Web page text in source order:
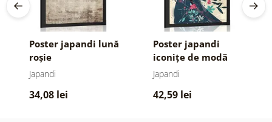
Poster japandi lună
roșie
Japandi
34,08 lei
Poster japandi
iconițe de modă
Japandi
42,59 lei